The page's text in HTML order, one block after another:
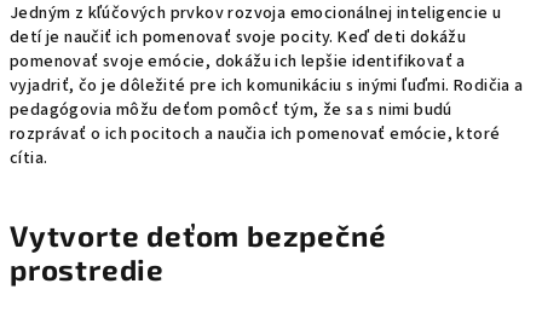
Jedným z kľúčových prvkov rozvoja emocionálnej inteligencie u
detí je naučiť ich pomenovať svoje pocity. Keď deti dokážu
pomenovať svoje emócie, dokážu ich lepšie identifikovať a
vyjadriť, čo je dôležité pre ich komunikáciu s inými ľuďmi. Rodičia a
pedagógovia môžu deťom pomôcť tým, že sa s nimi budú
rozprávať o ich pocitoch a naučia ich pomenovať emócie, ktoré
cítia.
Vytvorte deťom bezpečné
prostredie